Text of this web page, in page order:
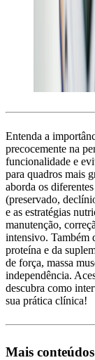
Entenda a
precocemente na
funcionalidade e
para quadros mais
aborda os
(preservado,
e as estratégias
manutenção,
intensivo. Também
proteína e da
de força, massa
independência.
descubra como
sua prática clínica!
Mais conteúdos